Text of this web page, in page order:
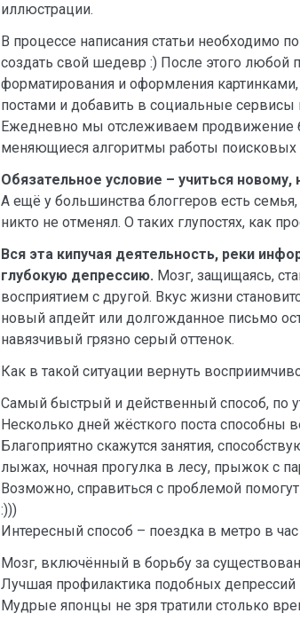
иллюстрации.
В процессе написания статьи необходимо
создать свой шедевр :) После этого любой
форматирования и оформления
постами и добавить в социальные
Ежедневно мы отслеживаем продвижение
меняющиеся алгоритмы работы поисковых
Обязательное условие – учиться
А ещё у большинства блоггеров есть
никто не отменял. О таких глупостях, как
Вся эта кипучая деятельность, реки
глубокую депрессию. Мозг, защищаясь,
восприятием с другой. Вкус жизни
новый апдейт или долгожданное письмо
навязчивый грязно серый оттенок.
Как в такой ситуации вернуть
Самый быстрый и действенный способ, по
Несколько дней жёсткого поста способны
Благоприятно скажутся занятия,
лыжах, ночная прогулка в лесу, прыжок с
Возможно, справиться с проблемой
:)))
Интересный способ – поездка в метро в
Мозг, включённый в борьбу за
Лучшая профилактика подобных
Мудрые японцы не зря тратили столько